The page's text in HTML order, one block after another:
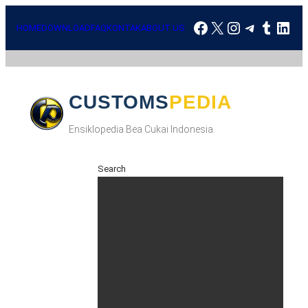
HOMEDOWNLOADFAQKONTAKABOUT US
CUSTOMSPEDIA
Ensiklopedia Bea Cukai Indonesia.
Search